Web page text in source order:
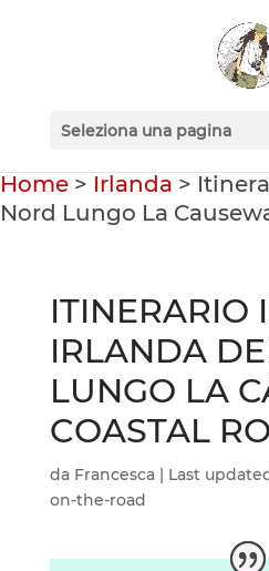
Seleziona una pagina
Home > Irlanda >
Nord Lungo La
ITINERARIO
IRLANDA
LUNGO LA
COASTAL
da Francesca| Last
on-the-road